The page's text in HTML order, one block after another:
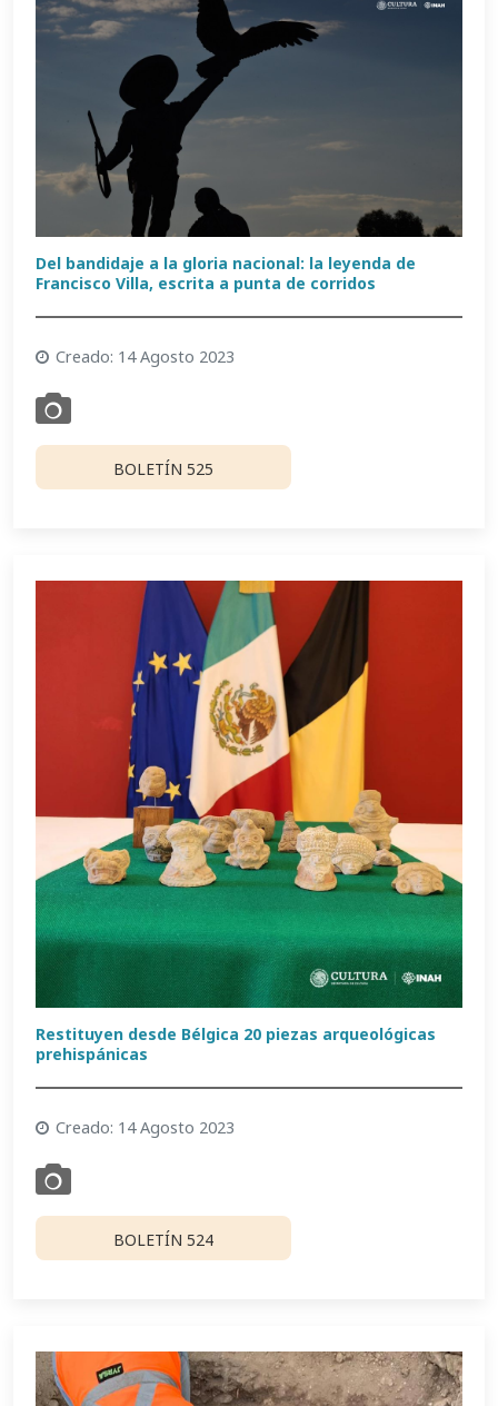
Del bandidaje a la gloria nacional: la leyenda de
Francisco Villa, escrita a punta de corridos
Creado: 14 Agosto 2023
BOLETÍN 525
Restituyen desde Bélgica 20 piezas arqueológicas
prehispánicas
Creado: 14 Agosto 2023
BOLETÍN 524